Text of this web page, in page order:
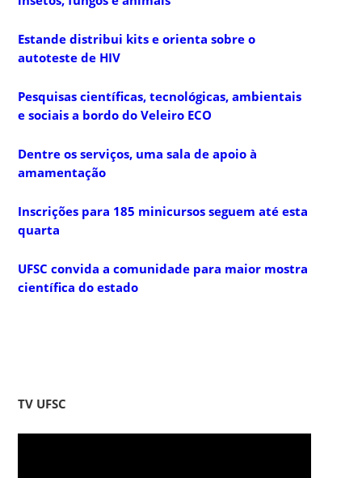
Estande distribui kits e orienta sobre o
autoteste de HIV
Pesquisas científicas, tecnológicas, ambientais
e sociais a bordo do Veleiro ECO
Dentre os serviços, uma sala de apoio à
amamentação
Inscrições para 185 minicursos seguem até esta
quarta
UFSC convida a comunidade para maior mostra
científica do estado
TV UFSC